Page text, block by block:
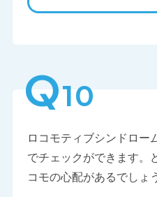
Q10
ロコモティブシンドロー
でチェックができます。
コモの心配があるでしょ